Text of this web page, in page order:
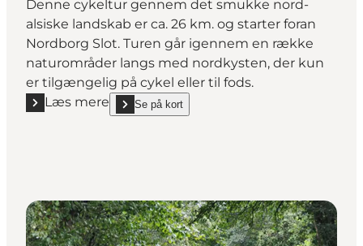
Denne cykeltur gennem det smukke nord-
alsiske landskab er ca. 26 km. og starter foran
Nordborg Slot. Turen går igennem en række
naturområder langs med nordkysten, der kun
er tilgængelig på cykel eller til fods.
Læs mere
Læs mere "Nordkysten på Als - en cykelrute"
Se på kort
show Nordkysten på Als - en cykelrute on_map